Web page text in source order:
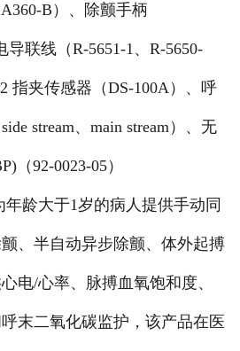
B）、除颤手柄
导联线（R-5651-1、R-5650-
指夹传感器（DS-100A）、呼
stream、main stream）、无
（92-0023-05）
龄大于1岁的病人提供手动同
、半自动异步除颤、体外起搏
电/心率、脉搏血氧饱和度、
末二氧化碳监护，该产品在医